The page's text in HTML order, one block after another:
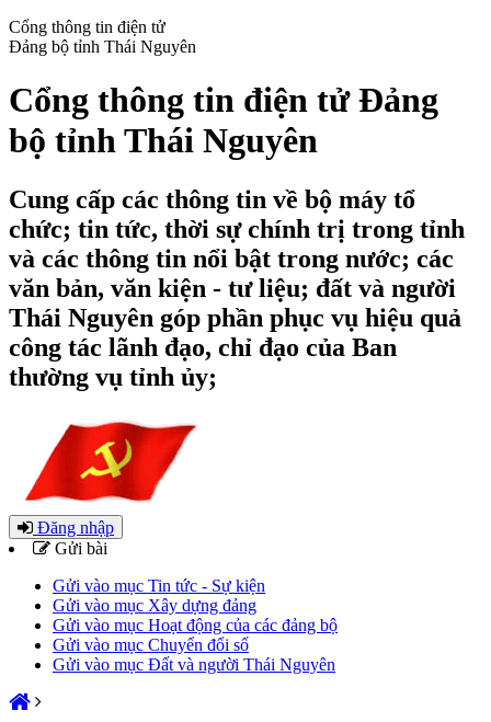
Cổng thông tin điện tử
Đảng bộ tỉnh Thái Nguyên
Cổng thông tin điện tử Đảng
bộ tỉnh Thái Nguyên
Cung cấp các thông tin về bộ máy tổ
chức; tin tức, thời sự chính trị trong tỉnh
và các thông tin nổi bật trong nước; các
văn bản, văn kiện - tư liệu; đất và người
Thái Nguyên góp phần phục vụ hiệu quả
công tác lãnh đạo, chỉ đạo của Ban
thường vụ tỉnh ủy;
Đăng nhập
Gửi bài
Gửi vào mục Tin tức - Sự kiện
Gửi vào mục Xây dựng đảng
Gửi vào mục Hoạt động của các đảng bộ
Gửi vào mục Chuyển đổi số
Gửi vào mục Đất và người Thái Nguyên